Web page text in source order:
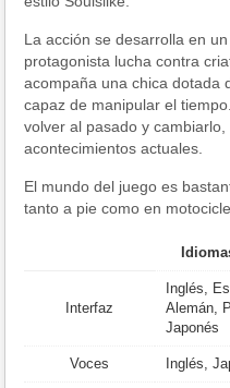
La acción se desarrolla en
protagonista lucha contra
acompaña una chica dotada
capaz de manipular el
volver al pasado y
acontecimientos actuales.
El mundo del juego es
tanto a pie como en
Interfaz
Inglés,
Alemán,
Japonés
Voces Inglés,